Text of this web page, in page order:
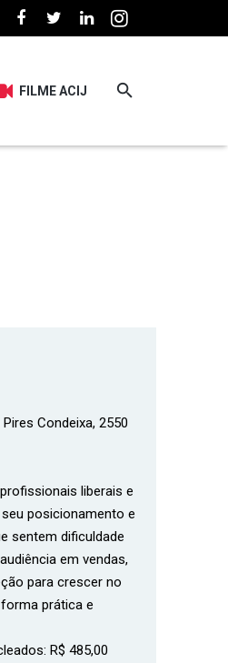
FILME ACIJ
Condeixa, 2550
liberais e
posicionamento e
sentem dificuldade
em vendas,
para crescer no
prática e
R$ 485,00